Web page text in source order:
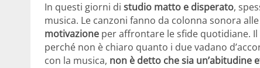
In questi giorni di studio matto e disperato,
musica. Le canzoni fanno da colonna sonora
motivazione per affrontare le sfide quotidiane.
perché non è chiaro quanto i due vadano
con la musica, non è detto che sia un’abitudine